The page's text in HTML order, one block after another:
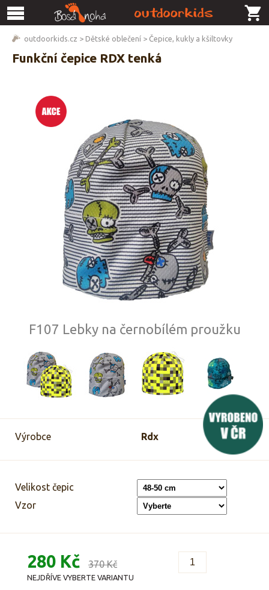
outdoorkids.cz > Dětské oblečení > Čepice, kukly a kšiltovky
Funkční čepice RDX tenká
F107 Lebky na černobílém proužku
Výrobce Rdx
Velikost čepic
Vzor
280 Kč 370 Kč
NEJDŘÍVE VYBERTE VARIANTU